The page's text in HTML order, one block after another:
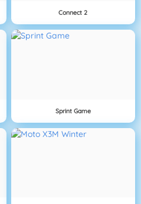
Connect 2
Sprint Game